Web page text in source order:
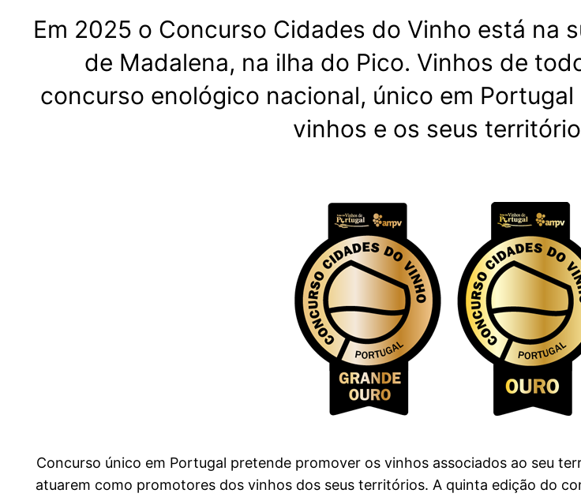
Em 2025 o Concurso Cidades do Vinho está na
de Madalena, na ilha do Pico. Vinhos de
concurso enológico nacional, único em
vinhos e os seus
Concurso único em Portugal pretende promover os vinhos associados ao seu
atuarem como promotores dos vinhos dos seus territórios. A quinta edição do